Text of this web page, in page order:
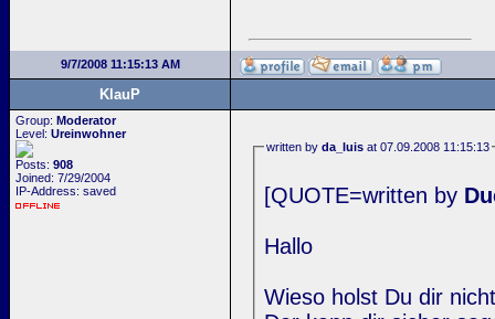
9/7/2008 11:15:13 AM
KlauP
Group: Moderator
Level: Ureinwohner
Posts: 908
Joined: 7/29/2004
IP-Address: saved
written byda_luis at 07.09.2008 11:15:13
[QUOTE=written by
Hallo
Wieso holst Du dir